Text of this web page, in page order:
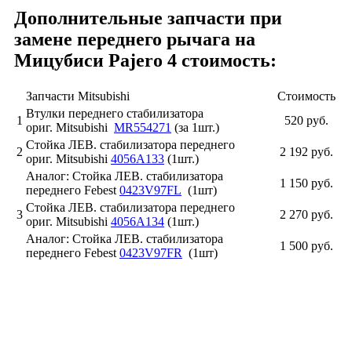
Дополнительные запчасти при
замене переднего рычага на
Мицубиси Pajero 4 стоимость:
Запчасти Mitsubishi
Cтоимость
1
Втулки переднего стабилизатора
ориг. Mitsubishi MR554271 (за 1шт.)
520 руб.
2
Стойка ЛЕВ. стабилизатора переднего
ориг. Mitsubishi 4056A133 (1шт.)
2 192 руб.
Аналог: Стойка ЛЕВ. стабилизатора
переднего Febest 0423V97FL (1шт)
1 150 руб.
3
Стойка ЛЕВ. стабилизатора переднего
ориг. Mitsubishi 4056A134 (1шт.)
2 270 руб.
Аналог: Стойка ЛЕВ. стабилизатора
переднего Febest 0423V97FR (1шт)
1 500 руб.